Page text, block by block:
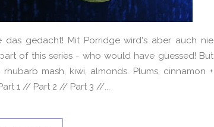
gedacht! Mit Porridge wird's aber auch nie
of this series - who would have guessed! But
mash, kiwi, almonds. Plums, cinnamon +
1 // Part 2 // Part 3 //...